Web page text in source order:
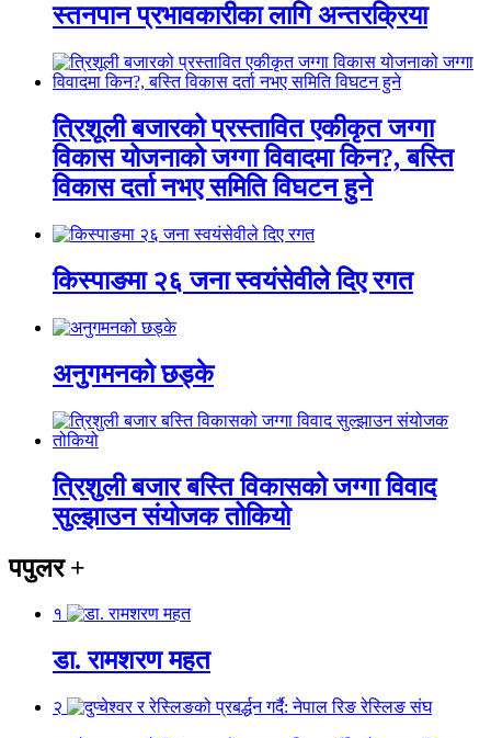
स्तनपान प्रभावकारीका लागि अन्तरक्रिया
त्रिशूली बजारको प्रस्तावित एकीकृत जग्गा
विकास योजनाको जग्गा विवादमा किन?, बस्ति
विकास दर्ता नभए समिति विघटन हुने
किस्पाङमा २६ जना स्वयंसेवीले दिए रगत
अनुगमनको छड्के
त्रिशुली बजार बस्ति विकासको जग्गा विवाद
सुल्झाउन संयोजक तोकियो
पपुलर+
१
डा. रामशरण महत
२